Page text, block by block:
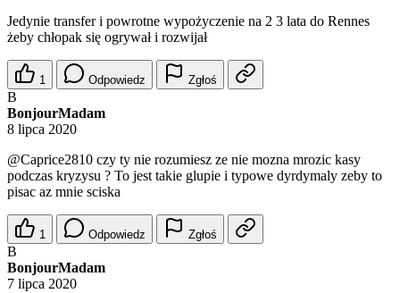
Jedynie transfer i powrotne wypożyczenie na 2 3 lata do Rennes
żeby chłopak się ogrywał i rozwijał
1 Odpowiedz Zgłoś
B
BonjourMadam
8 lipca 2020
@Caprice2810 czy ty nie rozumiesz ze nie mozna mrozic kasy
podczas kryzysu ? To jest takie glupie i typowe dyrdymaly zeby to
pisac az mnie sciska
1 Odpowiedz Zgłoś
B
BonjourMadam
7 lipca 2020